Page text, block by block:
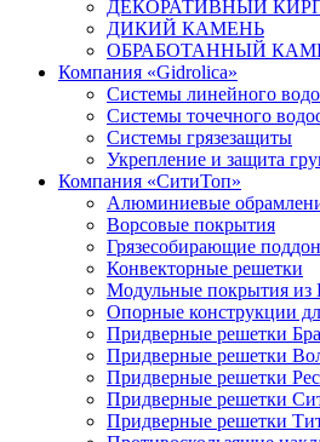
ДЕКОРАТИВНЫЙ
ДИКИЙ КАМЕНЬ
ОБРАБОТАННЫЙ
Компания «Gidrolica»
Системы линейного
Системы точечного
Системы грязезащиты
Укрепление и защита
Компания «СитиТоп»
Алюминиевые
Ворсовые покрытия
Грязесобирающие
Конвекторные решетки
Модульные покрытия
Опорные конструкции
Придверные решетки
Придверные решетки
Придверные решетки
Придверные решетки
Придверные решетки